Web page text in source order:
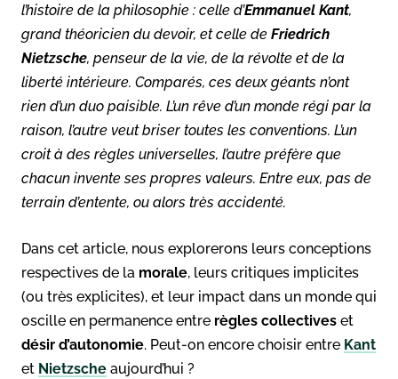
l’histoire de la philosophie : celle d’Emmanuel Kant,
grand théoricien du devoir, et celle de Friedrich
Nietzsche, penseur de la vie, de la révolte et de la
liberté intérieure. Comparés, ces deux géants n’ont
rien d’un duo paisible. L’un rêve d’un monde régi par la
raison, l’autre veut briser toutes les conventions. L’un
croit à des règles universelles, l’autre préfère que
chacun invente ses propres valeurs. Entre eux, pas de
terrain d’entente, ou alors très accidenté.
Dans cet article, nous explorerons leurs conceptions
respectives de la morale, leurs critiques implicites
(ou très explicites), et leur impact dans un monde qui
oscille en permanence entre règles collectives et
désir d’autonomie. Peut-on encore choisir entre Kant
et Nietzsche aujourd’hui ?